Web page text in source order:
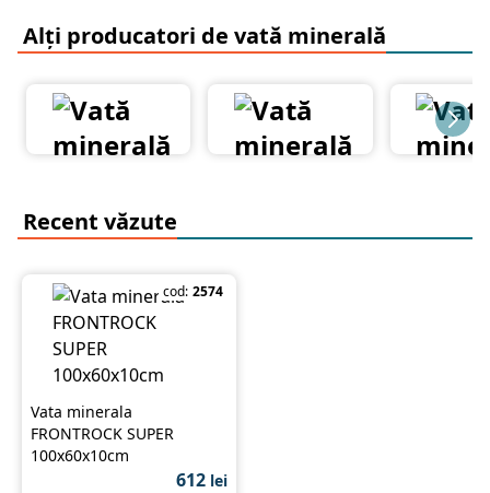
Alți producatori de vată minerală
Recent văzute
cod: 2574
Vata minerala
FRONTROCK SUPER
100x60x10cm
612 lei